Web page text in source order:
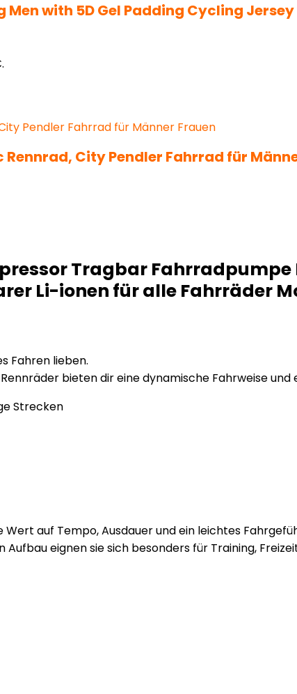
Men with 5D Gel Padding Cycling
City Pendler Fahrrad für
Tragbar
Li-ionen für alle Fahrräder
Fahren lieben.
bieten dir eine dynamische Fahrweise und
Strecken
auf Tempo, Ausdauer und ein leichtes
eignen sie sich besonders für Training,